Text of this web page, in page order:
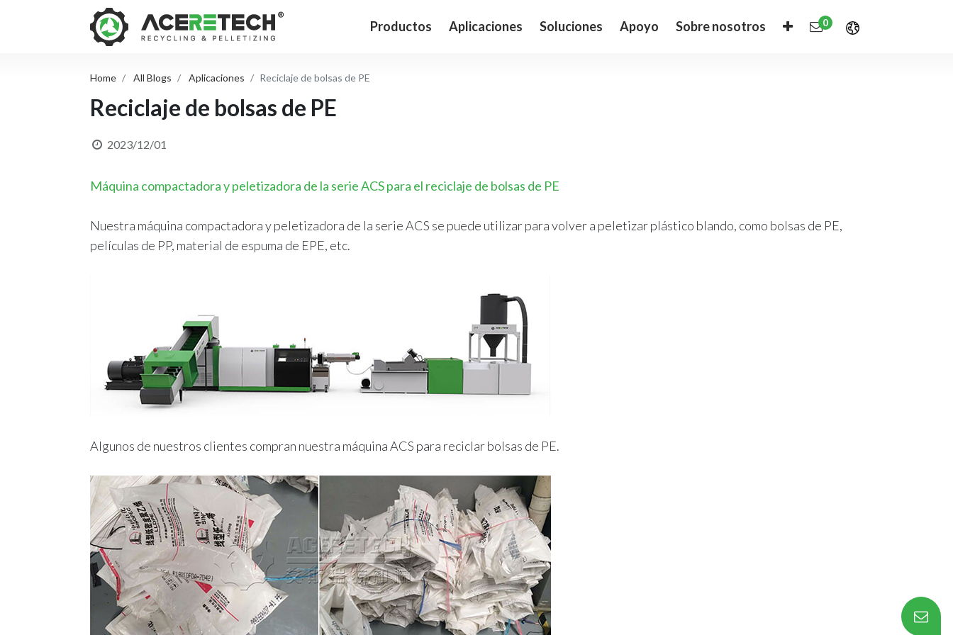
Productos Aplicaciones Soluciones Apoyo Sobre nosotros 0
Home All Blogs Aplicaciones Reciclaje de bolsas de PE
Reciclaje de bolsas de PE
2023/12/01
Máquina compactadora y peletizadora de la serie ACS para el reciclaje de bolsas de PE
Nuestra máquina compactadora y peletizadora de la serie ACS se puede utilizar para volver a peletizar plástico blando, como bolsas de PE,
películas de PP, material de espuma de EPE, etc.
Algunos de nuestros clientes compran nuestra máquina ACS para reciclar bolsas de PE.